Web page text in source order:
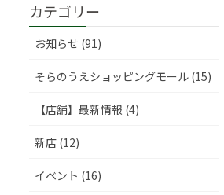
カテゴリー
お知らせ (91)
そらのうえショッピングモール (15)
【店舗】最新情報 (4)
新店 (12)
イベント (16)